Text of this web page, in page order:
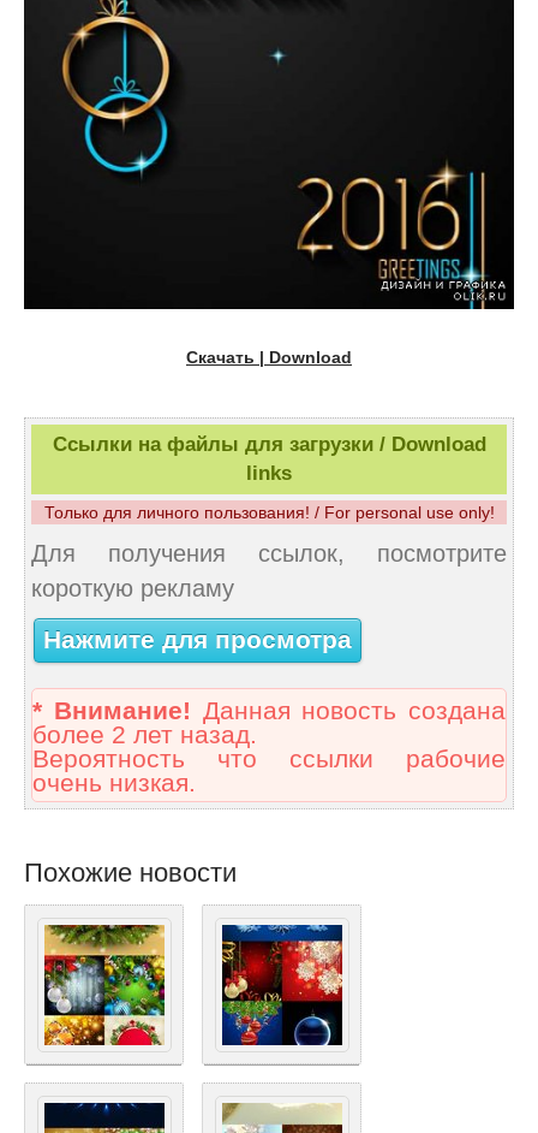
Скачать | Download
Ссылки на файлы для загрузки / Download
links
Только для личного пользования! / For personal use only!
Для получения ссылок, посмотрите
короткую рекламу
Нажмите для просмотра
* Внимание! Данная новость создана
более 2 лет назад.
Вероятность что ссылки рабочие
очень низкая.
Похожие новости